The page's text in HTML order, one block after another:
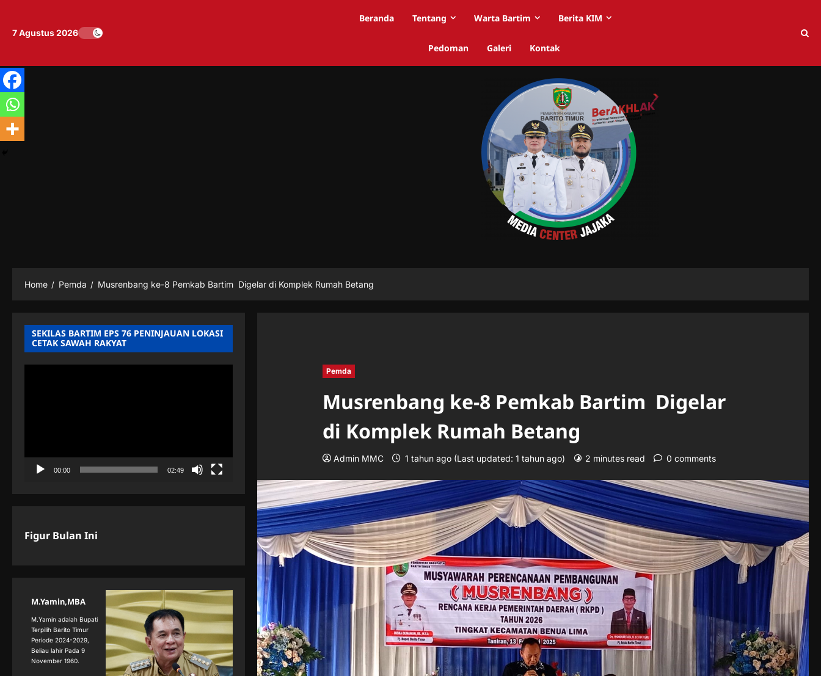
content
7 Agustus 2026
Beranda Tentang Warta Bartim Berita KIM
Pedoman Galeri Kontak
Home Pemda Musrenbang ke-8 Pemkab Bartim Digelar di Komplek Rumah Betang
Pemda
Musrenbang ke-8 Pemkab Bartim Digelar
di Komplek Rumah Betang
Admin MMC 1 tahun ago (Last updated: 1 tahun ago) 2 minutes read 0 comments
SEKILAS BARTIM EPS 76 PENINJAUAN LOKASI
CETAK SAWAH RAKYAT
00:00 02:49
Figur Bulan Ini
M.Yamin,MBA
M.Yamin adalah Bupati
Terpilih Barito Timur
Periode 2024-2029,
Beliau lahir Pada 9
November 1960.